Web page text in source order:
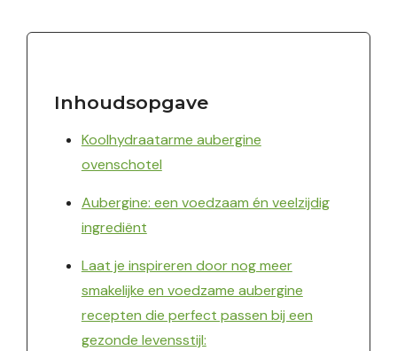
Inhoudsopgave
Koolhydraatarme aubergine
ovenschotel
Aubergine: een voedzaam én veelzijdig
ingrediënt
Laat je inspireren door nog meer
smakelijke en voedzame aubergine
recepten die perfect passen bij een
gezonde levensstijl: